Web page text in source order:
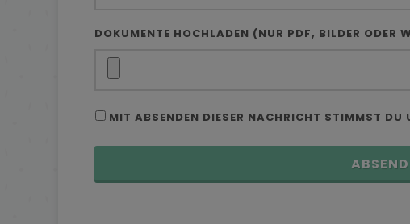
DOKUMENTE HOCHLADEN (NUR PDF, BILDER ODER
MIT ABSENDEN DIESER NACHRICHT STIMMST DU